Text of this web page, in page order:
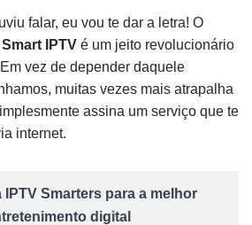
falar, eu vou te dar a letra! O
IPTV é um jeito revolucionário
vez de depender daquele
muitas vezes mais atrapalha
assina um serviço que te
internet.
IPTV Smarters para a melhor
digital